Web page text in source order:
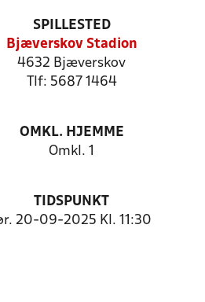
SPILLESTED
Bjæverskov Stadion
4632 Bjæverskov
Tlf: 5687 1464
OMKL. HJEMME
Omkl. 1
TIDSPUNKT
20-09-2025 Kl. 11:30